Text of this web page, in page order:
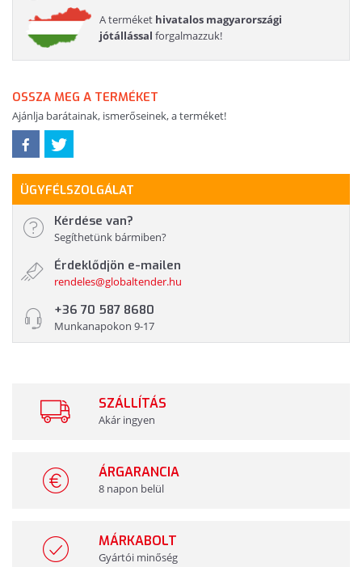
A terméket hivatalos magyarországi
jótállással forgalmazzuk!
OSSZA MEG A TERMÉKET
Ajánlja barátainak, ismerőseinek, a terméket!
ÜGYFÉLSZOLGÁLAT
Kérdése van?
Segíthetünk bármiben?
Érdeklődjön e-mailen
rendeles@globaltender.hu
+36 70 587 8680
Munkanapokon 9-17
SZÁLLÍTÁS
Akár ingyen
ÁRGARANCIA
8 napon belül
MÁRKABOLT
Gyártói minőség